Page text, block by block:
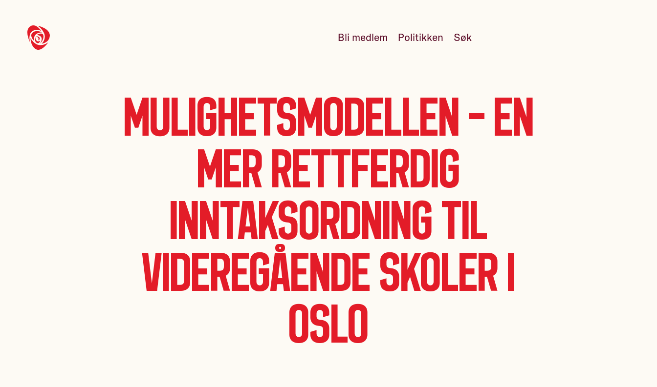
Bli medlem Politikken Søk
Mulighetsmodellen – en
mer rettferdig
inntaksordning til
videregående skoler i
Oslo